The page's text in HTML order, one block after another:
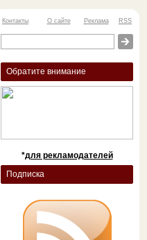
Контакты О сайте Реклама RSS
Обратите внимание
*для рекламодателей
Подписка